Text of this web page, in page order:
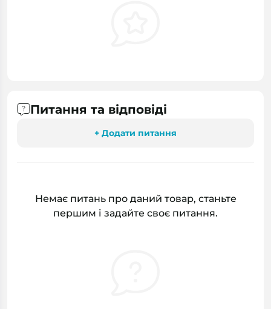
Питання та відповіді
+ Додати питання
Немає питань про даний товар, станьте
першим і задайте своє питання.